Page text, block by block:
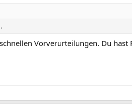
Vorverurteilungen. Du